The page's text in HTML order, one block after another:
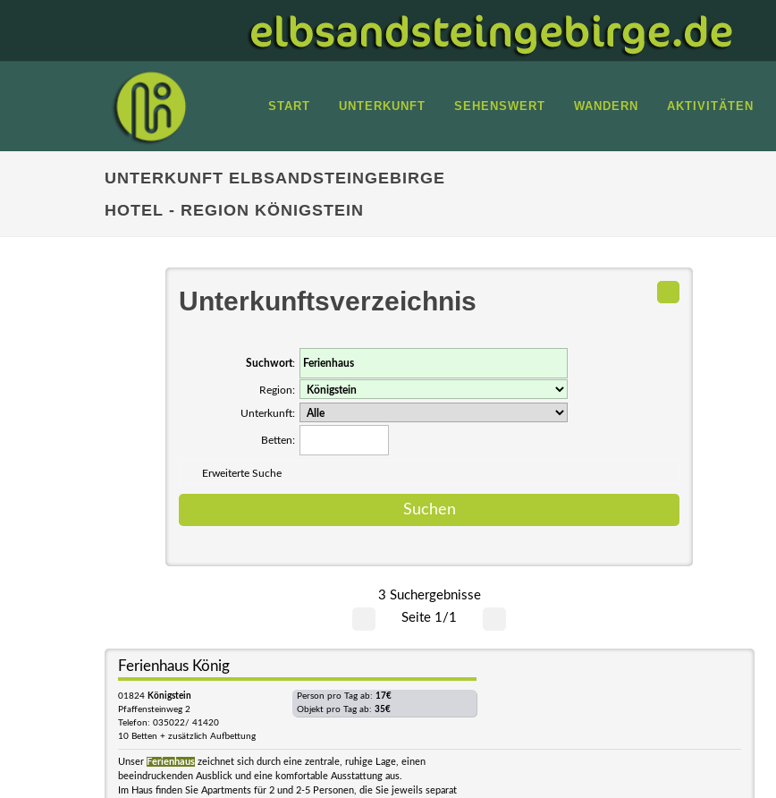
START UNTERKUNFT SEHENSWERT WANDERN AKTIVITÄTEN
UNTERKUNFT ELBSANDSTEINGEBIRGE
HOTEL - REGION KÖNIGSTEIN
Unterkunftsverzeichnis
Suchwort:
Region:
Unterkunft:
Betten:
Erweiterte Suche
3 Suchergebnisse
Seite 1/1
Ferienhaus König
01824 Königstein
Pfaffensteinweg 2
Telefon: 035022/ 41420
10 Betten + zusätzlich Aufbettung
Person pro Tag ab: 17€
Objekt pro Tag ab: 35€
Unser Ferienhaus zeichnet sich durch eine zentrale, ruhige Lage, einen
beeindruckenden Ausblick und eine komfortable Ausstattung aus.
Im Haus finden Sie Apartments für 2 und 2-5 Personen, die Sie jeweils separat